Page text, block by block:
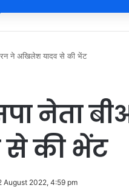
ने अखिलेश यादव से की भेंट
नेता
से की भेंट
August 2022, 4:59 pm